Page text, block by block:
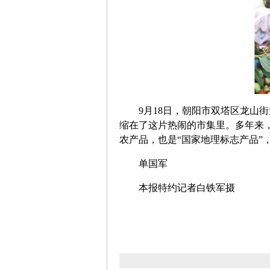
9月18日，朝阳市双塔区龙山街
缩在了这片热闹的市集里。多年来
农产品，也是“国家地理标志产品”
单国军
本报特约记者白铁军摄